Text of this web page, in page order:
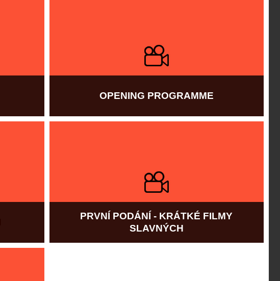
OPENING PROGRAMME
PRVNÍ PODÁNÍ - KRÁTKÉ FILMY
SLAVNÝCH